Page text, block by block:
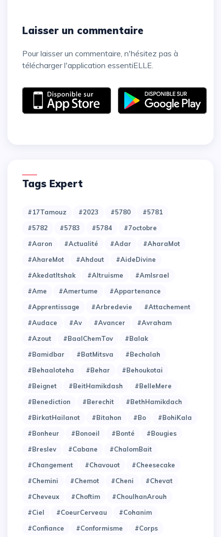
Laisser un commentaire
Pour laisser un commentaire, n'hésitez pas à
télécharger l'application essentiELLE.
Tags Expert
#17Tamouz #2023 #5780
#5781
#5782
#5783 #5784
#7octobre
#Aaron
#Actualité #Adar
#AharaMot
#AhareMot
#Ahdout
#AideDivine
#AkedatItshak
#Altruisme
#AmIsrael
#Ame
#Amertume
#Appartenance
#Apprentissage
#Arbredevie
#Attachement
#Audace
#Av #Avancer
#Avraham
#Azout
#BaalChemTov
#Balak
#Bamidbar
#BatMitsva
#Bechalah
#Behaaloteha
#Behar
#Behoukotai
#Beignet
#BeitHamikdash
#BelleMere
#Benediction
#Berechit
#BethHamikdach
#BirkatHailanot
#Bitahon #Bo
#BohiKala
#Bonheur
#Bonoeil #Bonté
#Bougies
#Breslev
#Cabane
#ChalomBait
#Changement
#Chavouot
#Cheesecake
#Chemini
#Chemot #Cheni
#Chevat
#Cheveux
#Choftim
#ChoulhanArouh
#Ciel
#CoeurCerveau
#Cohanim
#Confiance
#Conformisme
#Corps